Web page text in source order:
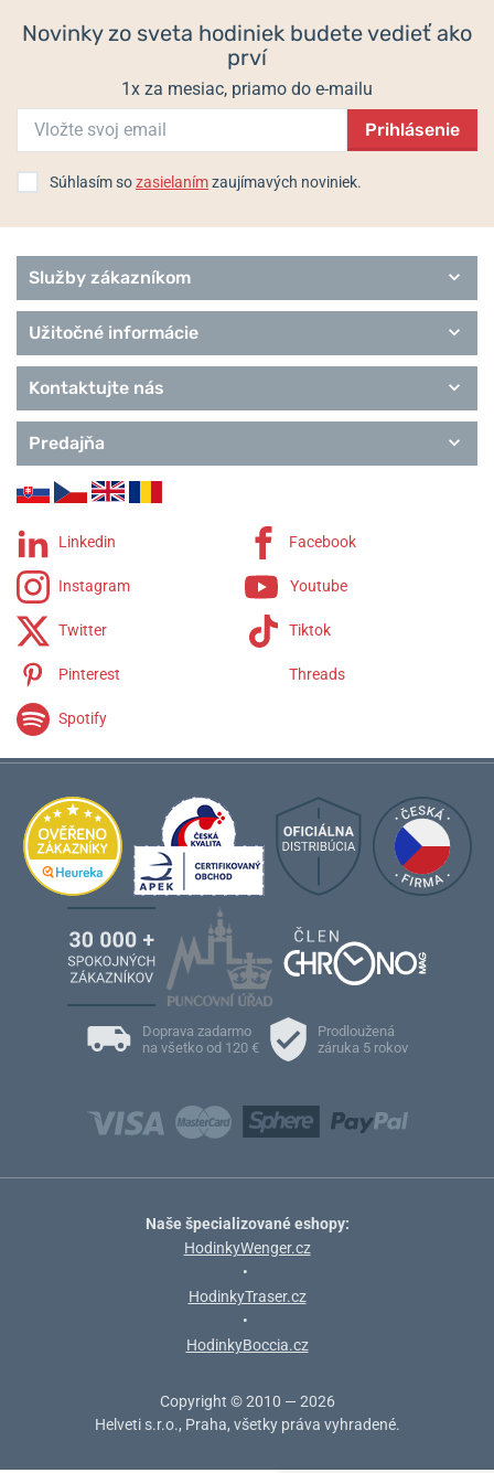
Novinky zo sveta hodiniek budete vedieť ako
prví
1x za mesiac, priamo do e-mailu
Prihlásenie
Súhlasím sozasielanímzaujímavých noviniek.
Služby zákazníkom
Užitočné informácie
Kontaktujte nás
Predajňa
Linkedin Facebook
Instagram Youtube
Twitter Tiktok
Pinterest Threads
Spotify
Doprava zadarmo
na všetko od 120 €
Prodloužená
záruka 5 rokov
Naše špecializované eshopy:
HodinkyWenger.cz
•
HodinkyTraser.cz
•
HodinkyBoccia.cz
Copyright © 2010 — 2026
Helveti s.r.o., Praha, všetky práva vyhradené.